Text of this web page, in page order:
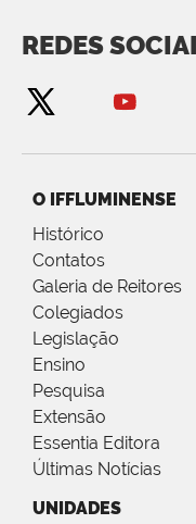
REDES
O IFFLUMINENSE
Histórico
Contatos
Galeria de Reitores
Colegiados
Legislação
Ensino
Pesquisa
Extensão
Essentia Editora
Últimas Notícias
UNIDADES